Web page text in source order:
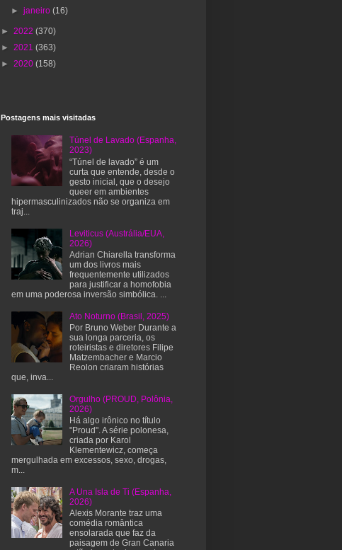
►janeiro(16)
► 2022 (370)
► 2021 (363)
► 2020 (158)
Postagens mais visitadas
Túnel de Lavado (Espanha,
2023)
“Túnel de lavado” é um
curta que entende, desde o
gesto inicial, que o desejo
queer em ambientes
hipermasculinizados não se organiza em
traj...
Leviticus (Austrália/EUA,
2026)
Adrian Chiarella transforma
um dos livros mais
frequentemente utilizados
para justificar a homofobia
em uma poderosa inversão simbólica. ...
Ato Noturno (Brasil, 2025)
Por Bruno Weber Durante a
sua longa parceria, os
roteiristas e diretores Filipe
Matzembacher e Marcio
Reolon criaram histórias
que, inva...
Orgulho (PROUD, Polônia,
2026)
Há algo irônico no título
"Proud". A série polonesa,
criada por Karol
Klementewicz, começa
mergulhada em excessos, sexo, drogas,
m...
A Una Isla de Ti (Espanha,
2026)
Alexis Morante traz uma
comédia romântica
ensolarada que faz da
paisagem de Gran Canaria